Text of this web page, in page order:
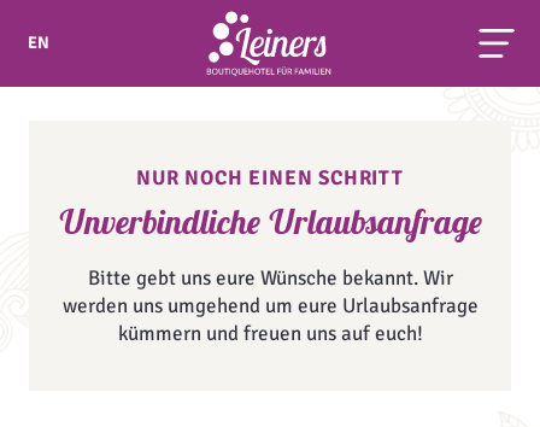
EN
NUR NOCH EINEN SCHRITT
Unverbindliche Urlaubsanfrage
Bitte gebt uns eure Wünsche bekannt. Wir
werden uns umgehend um eure Urlaubsanfrage
kümmern und freuen uns auf euch!